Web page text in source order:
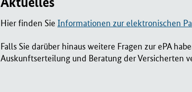
Hier finden Sie Informationen zur elektronischen
Falls Sie darüber hinaus weitere Fragen zur ePA
Auskunftserteilung und Beratung der Versicherten